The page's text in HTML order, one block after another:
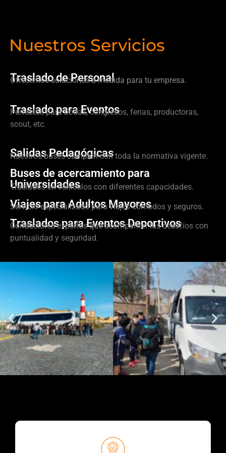
Nuestros Servicios
Traslado de Personal
Ofrecemos soluciones a medida para tu empresa.
Traslado para Eventos
Perfectos para bodas, congresos, ferias, productoras,
scout, etc.
Salidas Pedagógicas
Nuestros buses cumplen con toda la normativa vigente.
Buses de acercamiento para
Universidades
Traslados en vehículos con diferentes capacidades.
Viajes para Adultos Mayores
Servicio especializado para viajes cómodos y seguros.
Traslados para Eventos Deportivos
Conductores expertos que acompañan tus desafíos con
puntualidad y seguridad.